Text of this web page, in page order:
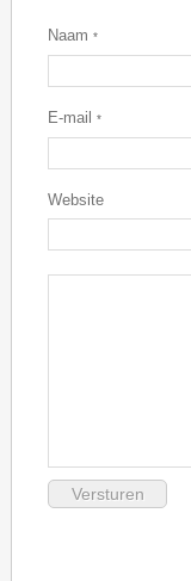
Naam *
E-mail *
Website